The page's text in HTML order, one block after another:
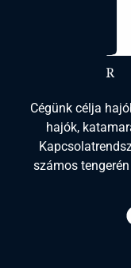
Cégünk célja
hajók,
számos